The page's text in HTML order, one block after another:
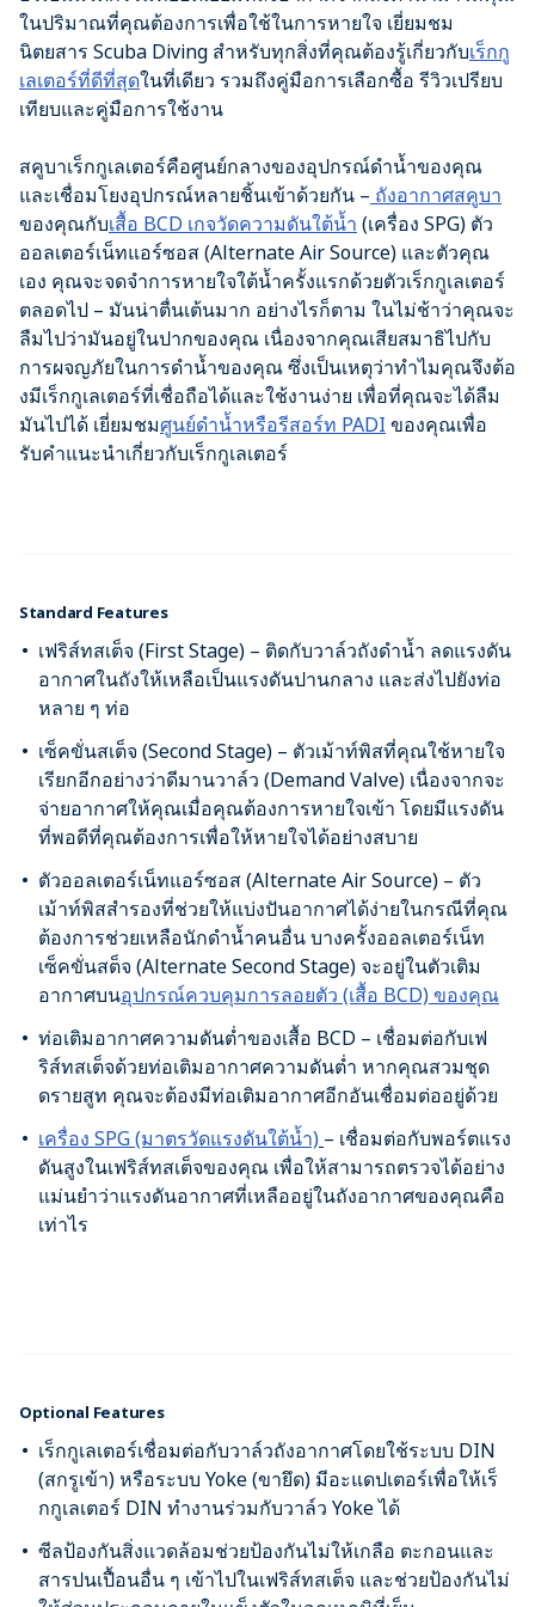
ในปริมาณที่คุณต้องการเพื่อใช้ในการหายใจ เยี่ยมชม
นิตยสาร Scuba Diving สำหรับทุกสิ่งที่คุณต้องรู้เกี่ยวกับเร็กกู
เลเตอร์ที่ดีที่สุดในที่เดียว รวมถึงคู่มือการเลือกซื้อ รีวิวเปรียบ
เทียบและคู่มือการใช้งาน
สคูบาเร็กกูเลเตอร์คือศูนย์กลางของอุปกรณ์ดำน้ำของคุณ
และเชื่อมโยงอุปกรณ์หลายชิ้นเข้าด้วยกัน – ถังอากาศสคูบา
ของคุณกับเสื้อ BCD เกจวัดความดันใต้น้ำ (เครื่อง SPG) ตัว
ออลเตอร์เน็ทแอร์ซอส (Alternate Air Source) และตัวคุณ
เอง คุณจะจดจำการหายใจใต้น้ำครั้งแรกด้วยตัวเร็กกูเลเตอร์
ตลอดไป – มันน่าตื่นเต้นมาก อย่างไรก็ตาม ในไม่ช้าว่าคุณจะ
ลืมไปว่ามันอยู่ในปากของคุณ เนื่องจากคุณเสียสมาธิไปกับ
การผจญภัยในการดำน้ำของคุณ ซึ่งเป็นเหตุว่าทำไมคุณจึงต้อ
งมีเร็กกูเลเตอร์ที่เชื่อถือได้และใช้งานง่าย เพื่อที่คุณจะได้ลืม
มันไปได้ เยี่ยมชมศูนย์ดำน้ำหรือรีสอร์ท PADI ของคุณเพื่อ
รับคำแนะนำเกี่ยวกับเร็กกูเลเตอร์
Standard Features
เฟริส์ทสเต็จ (First Stage) – ติดกับวาล์วถังดำน้ำ ลดแรงดัน
อากาศในถังให้เหลือเป็นแรงดันปานกลาง และส่งไปยังท่อ
หลาย ๆ ท่อ
เซ็คขั่นสเต็จ (Second Stage) – ตัวเม้าท์พิสที่คุณใช้หายใจ
เรียกอีกอย่างว่าดีมานวาล์ว (Demand Valve) เนื่องจากจะ
จ่ายอากาศให้คุณเมื่อคุณต้องการหายใจเข้า โดยมีแรงดัน
ที่พอดีที่คุณต้องการเพื่อให้หายใจได้อย่างสบาย
ตัวออลเตอร์เน็ทแอร์ซอส (Alternate Air Source) – ตัว
เม้าท์พิสสำรองที่ช่วยให้แบ่งปันอากาศได้ง่ายในกรณีที่คุณ
ต้องการช่วยเหลือนักดำน้ำคนอื่น บางครั้งออลเตอร์เน็ท
เซ็คขั่นสต็จ (Alternate Second Stage) จะอยู่ในตัวเติม
อากาศบนอุปกรณ์ควบคุมการลอยตัว (เสื้อ BCD) ของคุณ
ท่อเติมอากาศความดันต่ำของเสื้อ BCD – เชื่อมต่อกับเฟ
ริส์ทสเต็จด้วยท่อเติมอากาศความดันต่ำ หากคุณสวมชุด
ดรายสูท คุณจะต้องมีท่อเติมอากาศอีกอันเชื่อมต่ออยู่ด้วย
เครื่อง SPG (มาตรวัดแรงดันใต้น้ำ) – เชื่อมต่อกับพอร์ตแรง
ดันสูงในเฟริส์ทสเต็จของคุณ เพื่อให้สามารถตรวจได้อย่าง
แม่นยำว่าแรงดันอากาศที่เหลืออยู่ในถังอากาศของคุณคือ
เท่าไร
Optional Features
เร็กกูเลเตอร์เชื่อมต่อกับวาล์วถังอากาศโดยใช้ระบบ DIN
(สกรูเข้า) หรือระบบ Yoke (ขายึด) มีอะแดปเตอร์เพื่อให้เร็
กกูเลเตอร์ DIN ทำงานร่วมกับวาล์ว Yoke ได้
ซีลป้องกันสิ่งแวดล้อมช่วยป้องกันไม่ให้เกลือ ตะกอนและ
สารปนเปื้อนอื่น ๆ เข้าไปในเฟริส์ทสเต็จ และช่วยป้องกันไม่